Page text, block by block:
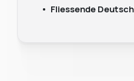
Fliessende